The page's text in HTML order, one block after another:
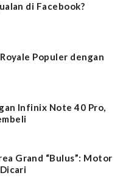
di Facebook?
Populer dengan
Infinix Note 40 Pro,
Grand “Bulus”: Motor